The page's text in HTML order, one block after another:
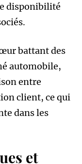
disponibilité
battant des
automobile,
entre
client, ce qui
dans les
et